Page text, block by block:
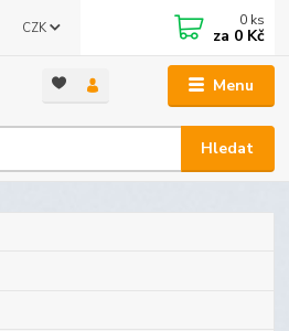
Menu
CZK
Hledat
0 ks
za 0 Kč